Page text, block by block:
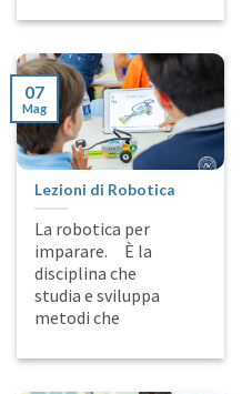
Lezioni di Robotica
La robotica per
imparare. È la
disciplina che
studia e sviluppa
metodi che
07
Mag